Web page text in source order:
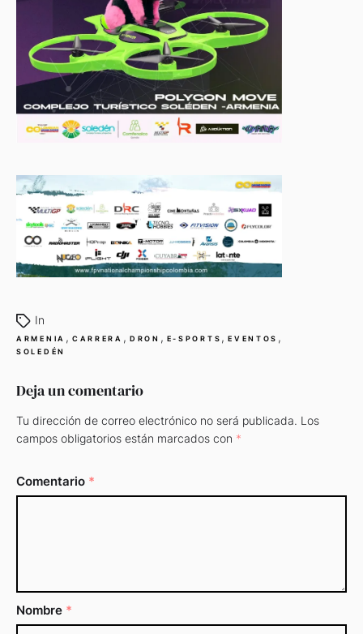
In
ARMENIA , CARRERA , DRON , E-SPORTS ,EVENTOS ,
SOLEDÉN
Deja un comentario
Tu dirección de correo electrónico no será publicada. Los
campos obligatorios están marcados con *
Comentario *
Nombre *